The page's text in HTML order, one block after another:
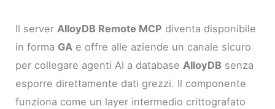
Il serverAlloyDB Remote MCP diventa disponibile
in forma GA e offre alle aziende un canale sicuro
per collegare agenti AI a databaseAlloyDB senza
esporre direttamente dati grezzi. Il componente
funziona come un layer intermedio crittografato